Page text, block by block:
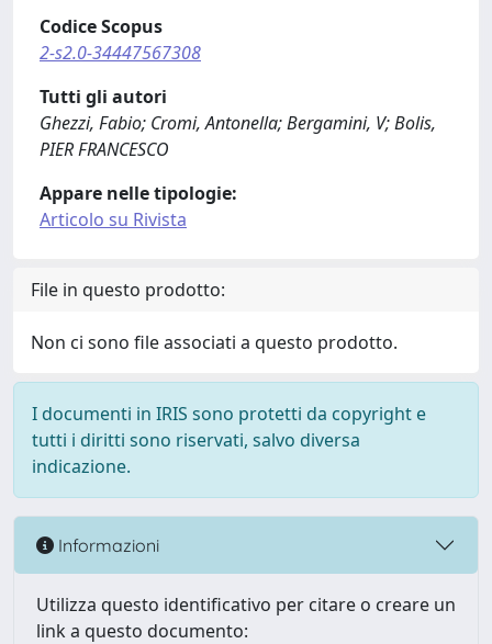
Codice Scopus
2-s2.0-34447567308
Tutti gli autori
Ghezzi, Fabio; Cromi, Antonella; Bergamini, V; Bolis,
PIER FRANCESCO
Appare nelle tipologie:
Articolo su Rivista
File in questo prodotto:
Non ci sono file associati a questo prodotto.
I documenti in IRIS sono protetti da copyright e
tutti i diritti sono riservati, salvo diversa
indicazione.
Informazioni
Utilizza questo identificativo per citare o creare un
link a questo documento: